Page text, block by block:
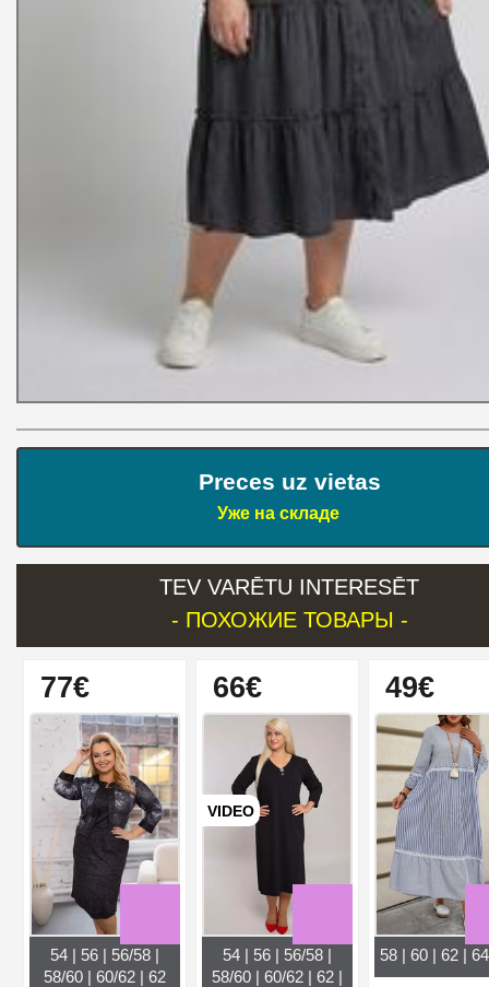
Preces uz vietas
Уже на складе
TEV VARĒTU INTERESĒT
- ПОХОЖИЕ ТОВАРЫ -
77€
54 | 56 | 56/58 |
58/60 | 60/62 | 62
66€
VIDEO
54 | 56 | 56/58 |
58/60 | 60/62 | 62 |
49€
58 | 60 | 62 |